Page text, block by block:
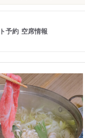
予約 空席情報